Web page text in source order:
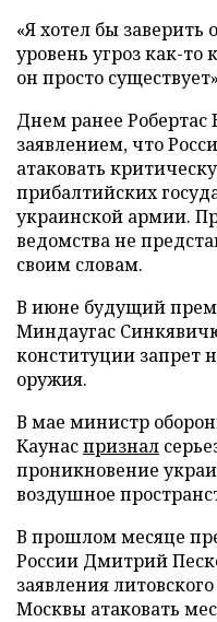
«Я хотел бы заверить
уровень угроз как-
он просто
Днем ранее Робертас
заявлением, что
атаковать
прибалтийских
украинской армии.
ведомства не
своим словам.
В июне будущий
Миндаугас
конституции запрет
оружия.
В мае министр
Каунаспризнал
проникновение
воздушное
В прошлом месяце
России Дмитрий
заявления
Москвы атаковать